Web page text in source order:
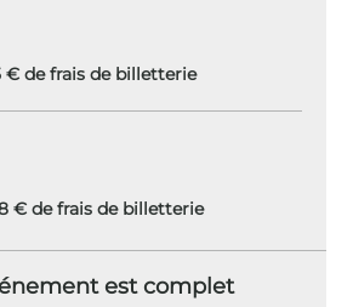
€ de frais de billetterie
€ de frais de billetterie
est complet